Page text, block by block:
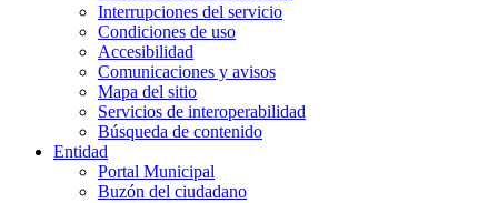
Interrupciones del servicio
Condiciones de uso
Accesibilidad
Comunicaciones y avisos
Mapa del sitio
Servicios de interoperabilidad
Búsqueda de contenido
Entidad
Portal Municipal
Buzón del ciudadano